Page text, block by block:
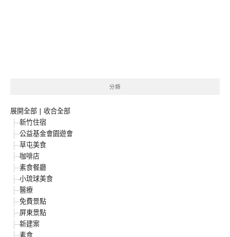
分類
展開全部 | 收合全部
新竹住宿
公益基金會園遊會
草屯美食
咖啡店
素食餐廳
小琉球美食
醫療
免費景點
屏東景點
新建案